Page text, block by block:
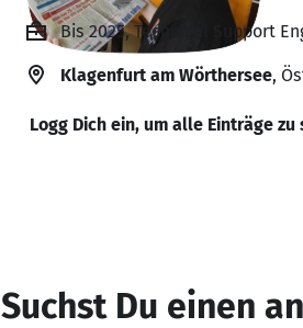
Bis 2025, Technical Support
Klagenfurt am Wörthersee,
Logg Dich ein, um alle Einträge zu
Suchst Du einen